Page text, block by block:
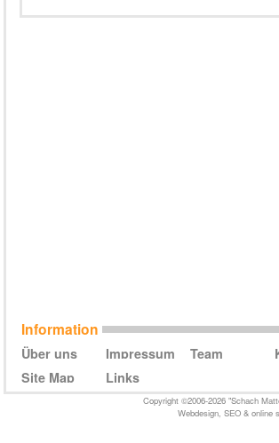
Information
Über uns Impressum Team
Site Map
Links
Copyright ©2006-2026 "Schach
Webdesign, SEO& online